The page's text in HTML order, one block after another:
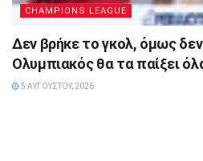
CHAMPIONS LEAGUE
Δεν βρήκε το γκολ, όμως
Ολυμπιακός θα τα παίξει
5 ΑΥΓΟΎΣΤΟΥ, 2026